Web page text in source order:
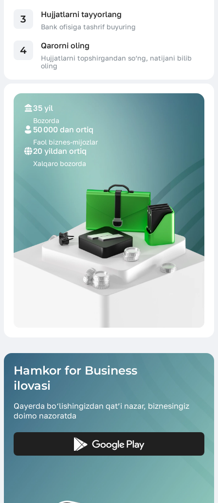
3 Hujjatlarni tayyorlang
Bank ofisiga tashrif buyuring
4 Qarorni oling
Hujjatlarni topshirgandan so‘ng, natijani bilib
oling
35 yil
Bozorda
50 000 dan ortiq
Faol biznes-mijozlar
20 yildan ortiq
Xalqaro bozorda
Hamkor for Business
ilovasi
Qayerda bo‘lishingizdan qat’i nazar, biznesingiz
doimo nazoratda